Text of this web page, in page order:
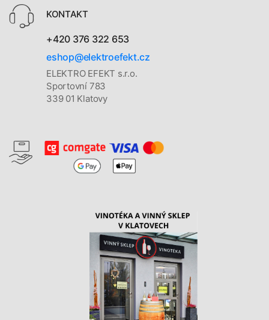
KONTAKT
+420 376 322 653
eshop@elektroefekt.cz
ELEKTRO EFEKT s.r.o.
Sportovní 783
339 01 Klatovy